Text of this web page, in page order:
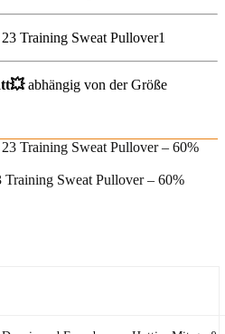
💥 abhängig von der Größe
Sweat Pullover – 60%